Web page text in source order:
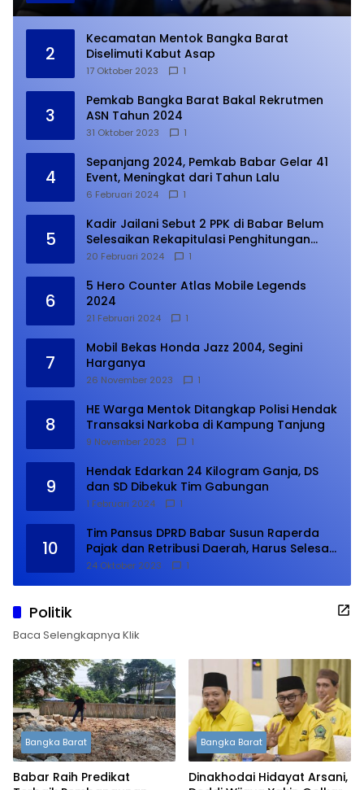
2
Kecamatan Mentok Bangka Barat
Diselimuti Kabut Asap
17 Oktober 2023 1
3
Pemkab Bangka Barat Bakal Rekrutmen
ASN Tahun 2024
31 Oktober 2023 1
4
Sepanjang 2024, Pemkab Babar Gelar 41
Event, Meningkat dari Tahun Lalu
6 Februari 2024 1
5
Kadir Jailani Sebut 2 PPK di Babar Belum
Selesaikan Rekapitulasi Penghitungan
Suara
20 Februari 2024 1
6
5 Hero Counter Atlas Mobile Legends
2024
21 Februari 2024 1
7
Mobil Bekas Honda Jazz 2004, Segini
Harganya
26 November 2023 1
8
HE Warga Mentok Ditangkap Polisi Hendak
Transaksi Narkoba di Kampung Tanjung
9 November 2023 1
9
Hendak Edarkan 24 Kilogram Ganja, DS
dan SD Dibekuk Tim Gabungan
1 Februari 2024 1
10
Tim Pansus DPRD Babar Susun Raperda
Pajak dan Retribusi Daerah, Harus Selesai
Januari 2024
24 Oktober 2023 1
Politik
Baca Selengkapnya Klik
Bangka Barat
Babar Raih Predikat
Bangka Barat
Dinakhodai Hidayat Arsani,